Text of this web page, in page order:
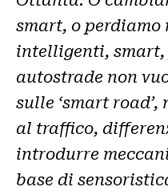
smart, o
intelligenti, smart,
autostrade non
sulle ‘smart
al traffico,
introdurre
base di